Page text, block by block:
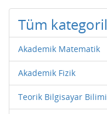
Tüm
Akademik Matematik
Akademik Fizik
Teorik Bilgisayar Bilimi